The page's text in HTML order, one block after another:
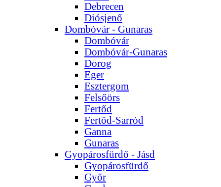
Debrecen
Diósjenő
Dombóvár - Gunaras
Dombóvár
Dombóvár-Gunaras
Dorog
Eger
Esztergom
Felsőörs
Fertőd
Fertőd-Sarród
Ganna
Gunaras
Gyopárosfürdő - Jásd
Gyopárosfürdő
Győr